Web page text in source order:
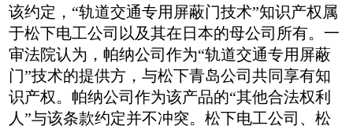
该约定，“轨道交通专用屏蔽门技术”知识产权属
于松下电工公司以及其在日本的母公司所有。一
审法院认为，帕纳公司作为“轨道交通专用屏蔽
门”技术的提供方，与松下青岛公司共同享有知
识产权。帕纳公司作为该产品的“其他合法权利
人”与该条款约定并不冲突。松下电工公司、松